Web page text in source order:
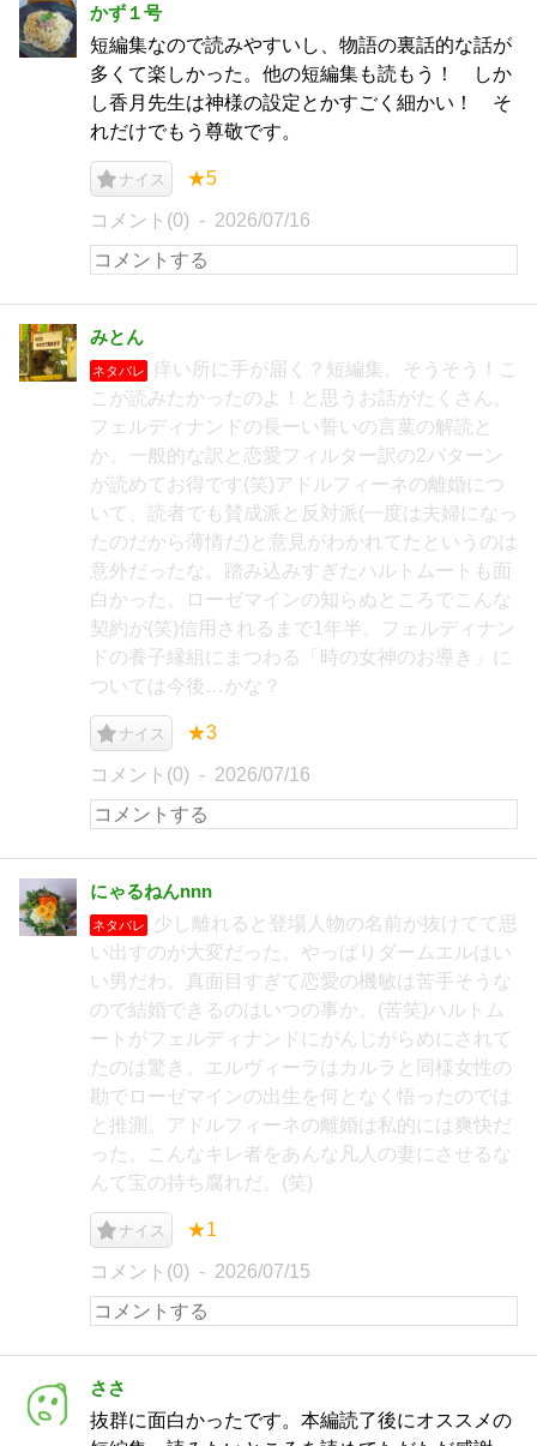
かず１号
短編集なので読みやすいし、物語の裏話的な話が
多くて楽しかった。他の短編集も読もう！ しか
し香月先生は神様の設定とかすごく細かい！ そ
れだけでもう尊敬です。
ナイス ★5
コメント(0) 2026/07/16
みとん
ネタバレ
痒い所に手が届く？短編集。そうそう！こ
こが読みたかったのよ！と思うお話がたくさん。
フェルディナンドの長ーい誓いの言葉の解読と
か。一般的な訳と恋愛フィルター訳の2パターン
が読めてお得です(笑)アドルフィーネの離婚につ
いて、読者でも賛成派と反対派(一度は夫婦になっ
たのだから薄情だ)と意見がわかれてたというのは
意外だったな。踏み込みすぎたハルトムートも面
白かった。ローゼマインの知らぬところでこんな
契約が(笑)信用されるまで1年半。フェルディナン
ドの養子縁組にまつわる「時の女神のお導き」に
ついては今後…かな？
ナイス ★3
コメント(0) 2026/07/16
にゃるねんnnn
ネタバレ
少し離れると登場人物の名前が抜けてて思
い出すのが大変だった。やっぱりダームエルはい
い男だわ。真面目すぎて恋愛の機敏は苦手そうな
ので結婚できるのはいつの事か。(苦笑)ハルトム
ートがフェルディナンドにがんじがらめにされて
たのは驚き。エルヴィーラはカルラと同様女性の
勘でローゼマインの出生を何となく悟ったのでは
と推測。アドルフィーネの離婚は私的には爽快だ
った。こんなキレ者をあんな凡人の妻にさせるな
んて宝の持ち腐れだ。(笑)
ナイス ★1
コメント(0) 2026/07/15
ささ
抜群に面白かったです。本編読了後にオススメの